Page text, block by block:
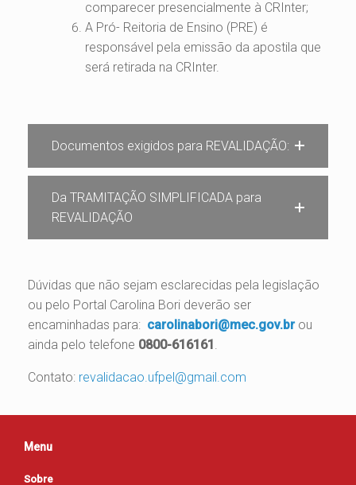
comparecer presencialmente à CRInter;
A Pró- Reitoria de Ensino (PRE) é
responsável pela emissão da apostila que
será retirada na CRInter.
Documentos exigidos para REVALIDAÇÃO:
Da TRAMITAÇÃO SIMPLIFICADA para
REVALIDAÇÃO
Dúvidas que não sejam esclarecidas pela legislação
ou pelo Portal Carolina Bori deverão ser
encaminhadas para: carolinabori@mec.gov.br ou
ainda pelo telefone 0800-616161.
Contato: revalidacao.ufpel@gmail.com
Menu
Sobre